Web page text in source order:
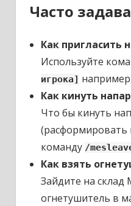
Часто
Как пригласить
Используйте
игрока] например
Как кинуть
Что бы кинуть
(расформировать
команду /
Как взять
Зайдите на
огнетушитель в